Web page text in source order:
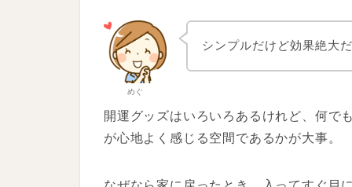
めぐ
シンプルだけど効果絶大
開運グッズはいろいろあるけれど、何で
が心地よく感じる空間であるかが大事。